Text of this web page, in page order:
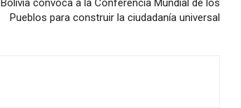
Bolivia convoca a la Conferencia Mundial de los
Pueblos para construir la ciudadanía universal